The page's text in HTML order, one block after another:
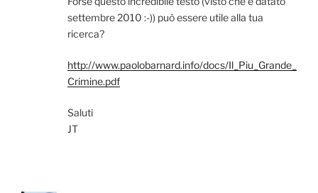
settembre 2010 :-)) può essere utile alla tua
ricerca?
http://www.paolobarnard.info/docs/Il_Piu_Grande_
Crimine.pdf
Saluti
JT